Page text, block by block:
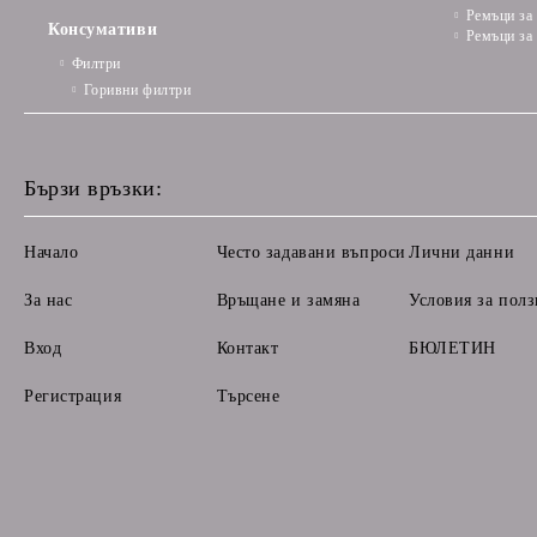
Консумативи
Филтри
Горивни филтри
Ремъци за
Ремъци
Бързи връзки:
Начало
За нас
Вход
Регистрация
Често задавани въпроси
Връщане и замяна
Контакт
Търсене
Лични данни
Условия за
БЮЛЕТИН